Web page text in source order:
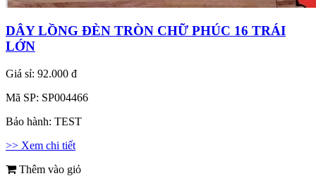
DÂY LỒNG ĐÈN TRÒN CHỮ PHÚC 16 TRÁI
LỚN
Giá sỉ: 92.000 đ
Mã SP: SP004466
Bảo hành: TEST
>> Xem chi tiết
Thêm vào giỏ